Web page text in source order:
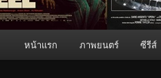
หน้าแรก ภาพยนตร์ ซีรีส์